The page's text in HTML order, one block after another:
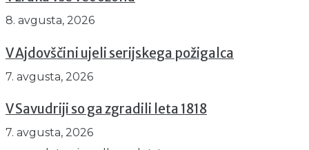
8. avgusta, 2026
V Ajdovščini ujeli serijskega požigalca
7. avgusta, 2026
V Savudriji so ga zgradili leta 1818
7. avgusta, 2026